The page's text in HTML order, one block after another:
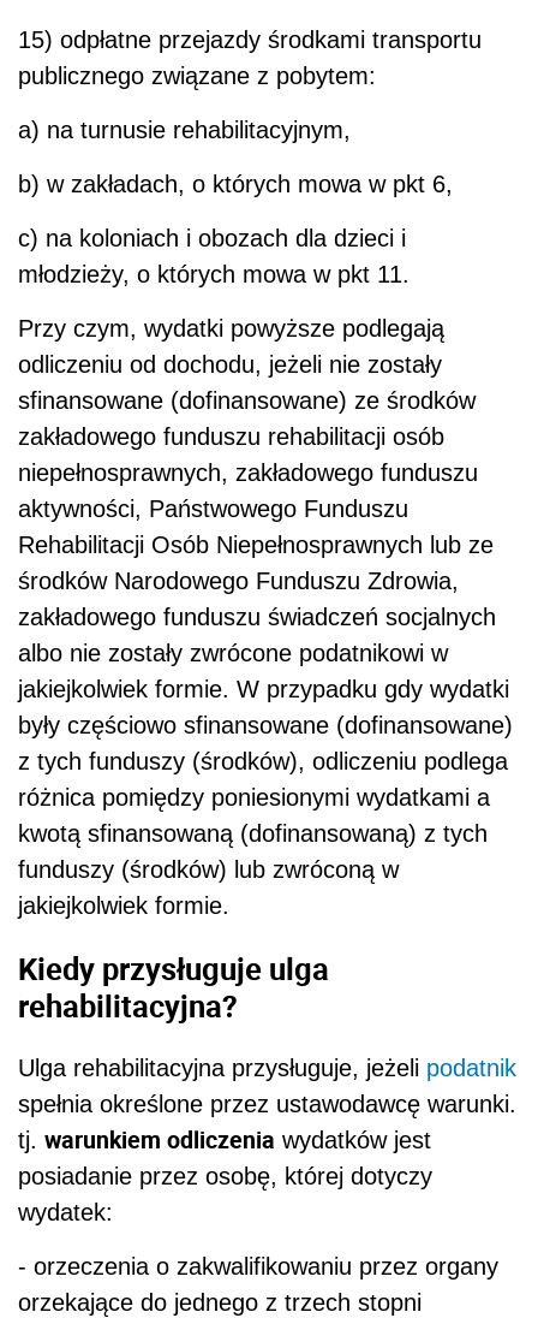
15) odpłatne przejazdy środkami transportu
publicznego związane z pobytem:
a) na turnusie rehabilitacyjnym,
b) w zakładach, o których mowa w pkt 6,
c) na koloniach i obozach dla dzieci i
młodzieży, o których mowa w pkt 11.
Przy czym, wydatki powyższe podlegają
odliczeniu od dochodu, jeżeli nie zostały
sfinansowane (dofinansowane) ze środków
zakładowego funduszu rehabilitacji osób
niepełnosprawnych, zakładowego funduszu
aktywności, Państwowego Funduszu
Rehabilitacji Osób Niepełnosprawnych lub ze
środków Narodowego Funduszu Zdrowia,
zakładowego funduszu świadczeń socjalnych
albo nie zostały zwrócone podatnikowi w
jakiejkolwiek formie. W przypadku gdy wydatki
były częściowo sfinansowane (dofinansowane)
z tych funduszy (środków), odliczeniu podlega
różnica pomiędzy poniesionymi wydatkami a
kwotą sfinansowaną (dofinansowaną) z tych
funduszy (środków) lub zwróconą w
jakiejkolwiek formie.
Kiedy przysługuje ulga
rehabilitacyjna?
Ulga rehabilitacyjna przysługuje, jeżeli podatnik
spełnia określone przez ustawodawcę warunki.
tj. warunkiem odliczenia wydatków jest
posiadanie przez osobę, której dotyczy
wydatek:
- orzeczenia o zakwalifikowaniu przez organy
orzekające do jednego z trzech stopni